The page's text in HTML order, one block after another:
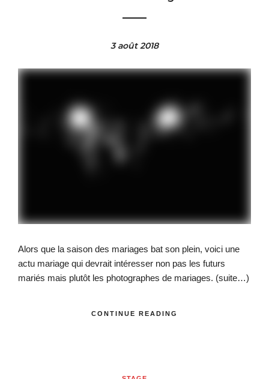
3 août 2018
Alors que la saison des mariages bat son plein, voici une
actu mariage qui devrait intéresser non pas les futurs
mariés mais plutôt les photographes de mariages. (suite…)
CONTINUE READING